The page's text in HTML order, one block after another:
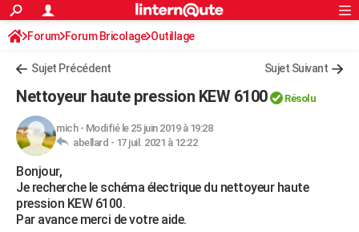
ACTUALITÉS
Politique
Société
Faits Divers
Education
Monde
Villes
+
FINANCE
Retraite
Impôts
Epargne
Immobilier
Risques naturels par ville
Banque
Assurance
Crédit
AUTO
Essais
Réserver un essai
Citadines
Berlines
SUV
Forum auto
+HIGH-TECH
Mobiles
Meilleur smartphone
Internet
Ordinateurs
Jeux vidéo
Guide high-tech
+BRICOLAGE
S'inscrire
Connexion
Forum Forum Bricolage Outillage
Sujet Précédent Sujet Suivant
Nettoyeur haute pression KEW 6100 Résolu
mich- Modifié le 25 juin 2019 à 19:28
abellard - 17 juil. 2021 à 12:22
Bonjour,
Je recherche le schéma électrique du nettoyeur haute
pression KEW 6100.
Par avance merci de votre aide.